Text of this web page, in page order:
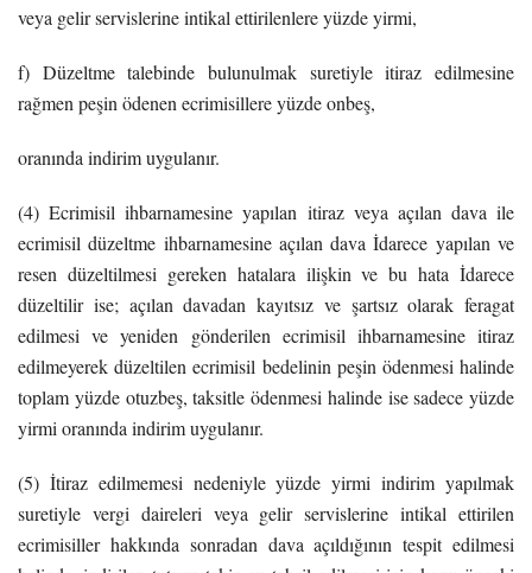
veya gelir servislerine intikal ettirilenlere yüzde yirmi,
f) Düzeltme talebinde bulunulmak suretiyle itiraz edilmesine
rağmen peşin ödenen ecrimisillere yüzde onbeş,
oranında indirim uygulanır.
(4) Ecrimisil ihbarnamesine yapılan itiraz veya açılan dava ile
ecrimisil düzeltme ihbarnamesine açılan dava İdarece yapılan ve
resen düzeltilmesi gereken hatalara ilişkin ve bu hata İdarece
düzeltilir ise; açılan davadan kayıtsız ve şartsız olarak feragat
edilmesi ve yeniden gönderilen ecrimisil ihbarnamesine itiraz
edilmeyerek düzeltilen ecrimisil bedelinin peşin ödenmesi halinde
toplam yüzde otuzbeş, taksitle ödenmesi halinde ise sadece yüzde
yirmi oranında indirim uygulanır.
(5) İtiraz edilmemesi nedeniyle yüzde yirmi indirim yapılmak
suretiyle vergi daireleri veya gelir servislerine intikal ettirilen
ecrimisiller hakkında sonradan dava açıldığının tespit edilmesi